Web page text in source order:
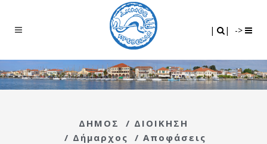
| | ->
ΔΗΜΟΣ / ΔΙΟΙΚΗΣΗ
/ Δήμαρχος / Αποφάσεις